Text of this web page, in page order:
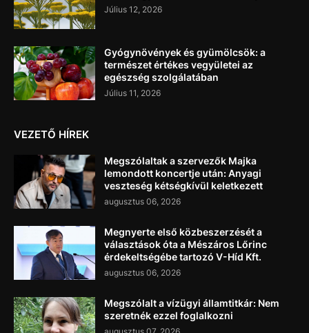
Július 12, 2026
Gyógynövények és gyümölcsök: a
természet értékes vegyületei az
egészség szolgálatában
Július 11, 2026
VEZETŐ HÍREK
Megszólaltak a szervezők Majka
lemondott koncertje után: Anyagi
veszteség kétségkívül keletkezett
augusztus 06, 2026
Megnyerte első közbeszerzését a
választások óta a Mészáros Lőrinc
érdekeltségébe tartozó V-Híd Kft.
augusztus 06, 2026
Megszólalt a vízügyi államtitkár: Nem
szeretnék ezzel foglalkozni